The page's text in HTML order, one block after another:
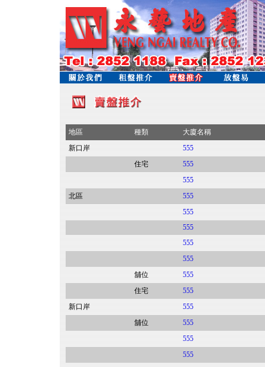
地區 種類
大廈名稱
新口岸
555
住宅
555
555
北區
555
555
555
555
555
舖位
555
住宅
555
新口岸
555
舖位
555
555
555